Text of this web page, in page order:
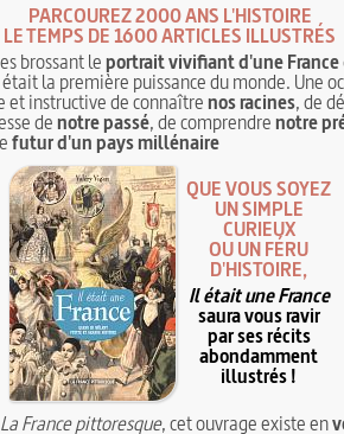
PARCOUREZ 2000 ANS L'HISTOIRE
LE TEMPS DE 1600 ARTICLES ILLUSTRÉS
brossant leportrait vivifiant d'une France
la première puissance du monde. Une
et instructive de connaîtrenos racines, de
denotre passé, de comprendrenotre
futur d'un pays millénaire
QUE VOUS SOYEZ
UN SIMPLE
CURIEUX
OU UN FÉRU
D'HISTOIRE,
Il était une France
saura vous ravir
par ses récits
abondamment
illustrés !
La France pittoresque, cet ouvrage existe en